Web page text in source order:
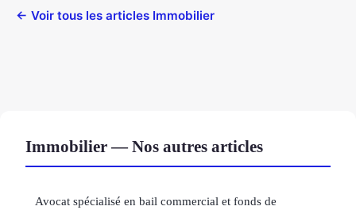
← Voir tous les articles Immobilier
Immobilier — Nos autres articles
Avocat spécialisé en bail commercial et fonds de